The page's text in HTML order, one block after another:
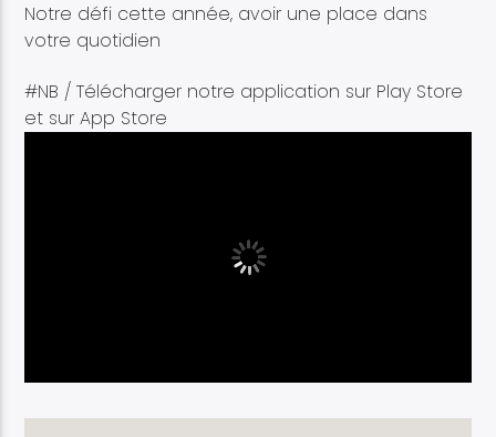
Notre défi cette année, avoir une place dans
votre quotidien
#NB / Télécharger notre application sur Play Store
et sur App Store